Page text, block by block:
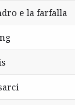
e la farfalla